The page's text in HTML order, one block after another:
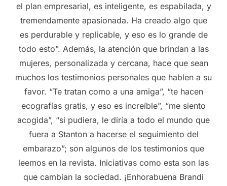
el plan empresarial, es inteligente, es espabilada, y
tremendamente apasionada. Ha creado algo que
es perdurable y replicable, y eso es lo grande de
todo esto”. Además, la atención que brindan a las
mujeres, personalizada y cercana, hace que sean
muchos los testimonios personales que hablen a su
favor. “Te tratan como a una amiga”, “te hacen
ecografías gratis, y eso es increíble”, “me siento
acogida”, “si pudiera, le diría a todo el mundo que
fuera a Stanton a hacerse el seguimiento del
embarazo”; son algunos de los testimonios que
leemos en la revista. Iniciativas como esta son las
que cambian la sociedad. ¡Enhorabuena Brandi